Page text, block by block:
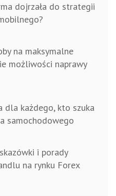
dojrzała do strategii
na maksymalne
możliwości naprawy
dla każdego, kto szuka
samochodowego
i porady
na rynku Forex